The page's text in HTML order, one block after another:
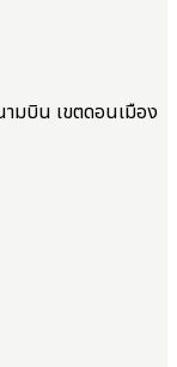
มบิน เขตดอนเมือง